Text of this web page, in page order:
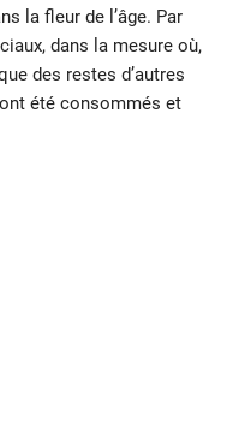
la fleur de l’âge. Par
dans la mesure où,
des restes d’autres
été consommés et